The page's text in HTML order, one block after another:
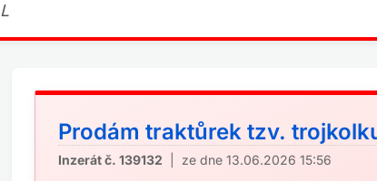
Prodám traktůrek tzv.
Inzerát č. 139132 | ze dne 13.06.2026 15:56